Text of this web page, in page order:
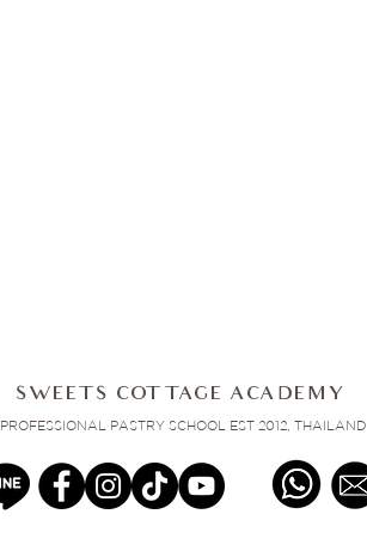
SWEETS COTTAGE ACADEMY
PROFESSIONAL PASTRY SCHOOL EST 2012, THAILAND